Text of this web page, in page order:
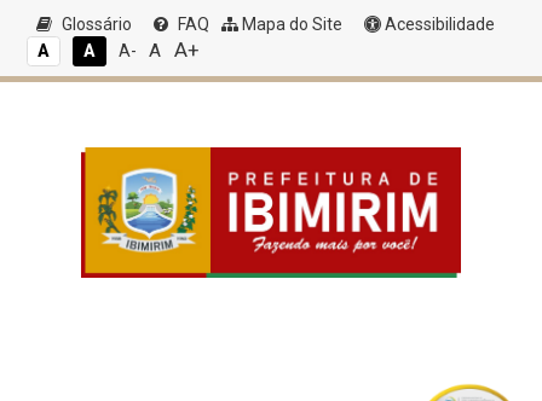
Glossário FAQ Mapa do Site
Acessibilidade
A
A A- A A+